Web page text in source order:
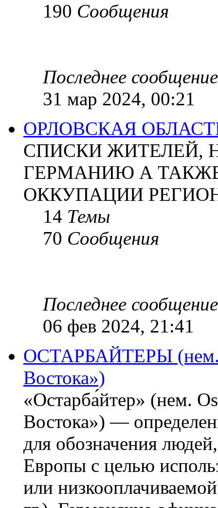
190 Сообщения
Последнее сообщение
31 мар 2024, 00:21
ОРЛОВСКАЯ
СПИСКИ ЖИТЕЛЕЙ,
ГЕРМАНИЮ А
ОККУПАЦИИ
14 Темы
70 Сообщения
Последнее сообщение
06 фев 2024, 21:41
ОСТАРБАЙТЕРЫ (нем.
Востока»)
«Остарба́йтер» (нем.
Востока») —
для обозначения
Европы с целью
или